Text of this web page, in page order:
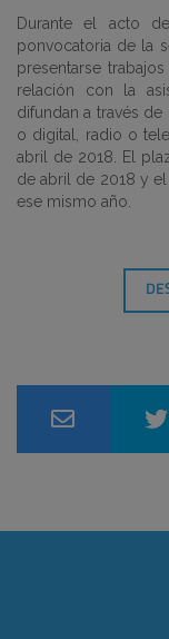
Durante el acto
ponvocatoria de la
presentarse
relación con la
difundan a través
o digital, radio o
abril de 2018. El
de abril de 2018 y
ese mismo año.